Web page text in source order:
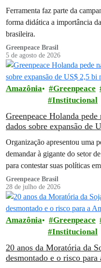
Ferramenta faz parte da
forma didática a importância
brasileira.
Greenpeace Brasil
5 de agosto de 2026
Amazônia Greenpeace
Institucional
Greenpeace Holanda
dados sobre expansão de
Organização apresentou uma
demandar à gigante do setor
para contestar suas políticas
Greenpeace Brasil
28 de julho de 2026
Amazônia Greenpeace
Institucional
20 anos da Moratória da
desmontado e o risco para